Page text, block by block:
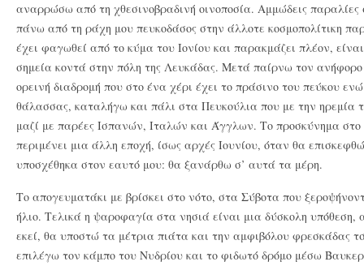
αναρρώσω από τη χθεσινοβραδινή οινοποσία. Αμμώδεις
πάνω από τη ράχη μου πευκοδάσος στην άλλοτε κοσμοπολίτικη
έχει φαγωθεί από το κύμα του Ιονίου και παρακμάζει πλέον,
σημεία κοντά στην πόλη της Λευκάδας. Μετά παίρνω τον
ορεινή διαδρομή που στο ένα χέρι έχει το πράσινο του πεύκου
θάλασσας, καταλήγω και πάλι στα Πευκούλια που με την ηρεμία
μαζί με παρέες Ισπανών, Ιταλών και Άγγλων. Το προσκύνημα
περιμένει μια άλλη εποχή, ίσως αρχές Ιουνίου, όταν θα
υποσχέθηκα στον εαυτό μου: θα ξανάρθω σ’ αυτά τα μέρη.
Το απογευματάκι με βρίσκει στο νότο, στα Σύβοτα που
ήλιο. Τελικά η ψαροφαγία στα νησιά είναι μια δύσκολη
εκεί, θα υποστώ τα μέτρια πιάτα και την αμφιβόλου φρεσκάδας
επιλέγω τον κάμπο του Νυδρίου και το φιδωτό δρόμο μέσω